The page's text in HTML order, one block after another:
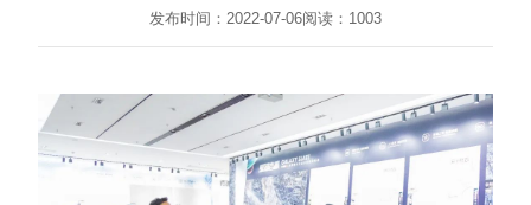
发布时间：2022-07-06阅读： 1003